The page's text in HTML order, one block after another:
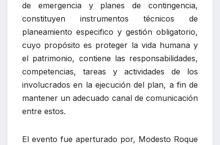
de emergencia y planes de contingencia,
constituyen instrumentos técnicos de
planeamiento especifico y gestión obligatorio,
cuyo propósito es proteger la vida humana y
el patrimonio, contiene las responsabilidades,
competencias, tareas y actividades de los
involucrados en la ejecución del plan, a fin de
mantener un adecuado canal de comunicación
entre estos.
El evento fue aperturado por, Modesto Roque